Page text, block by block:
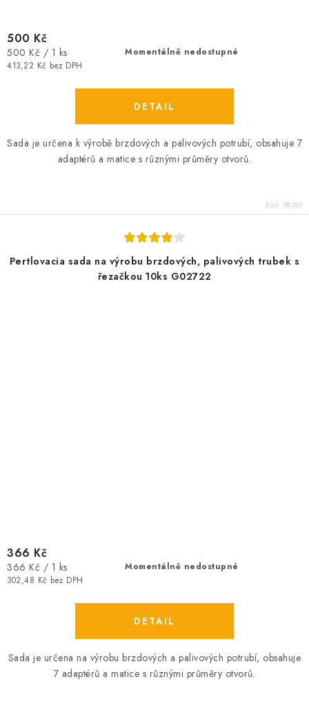
Momentálně nedostupné
413,22 Kč bez DPH
500 Kč
Měrná
cena:
500 Kč / 1 ks
Sada je určena k výrobě brzdových a palivových potrubí, obsahuje 7
adaptérů a matice s různými průměry otvorů.
Kód: 58380
Pertlovacia sada na výrobu brzdových, palivových trubek s
řezačkou 10ks G02722
Momentálně nedostupné
302,48 Kč bez DPH
366 Kč
Měrná
cena:
366 Kč / 1 ks
Sada je určena na výrobu brzdových a palivových potrubí, obsahuje
7 adaptérů a matice s různými průměry otvorů.